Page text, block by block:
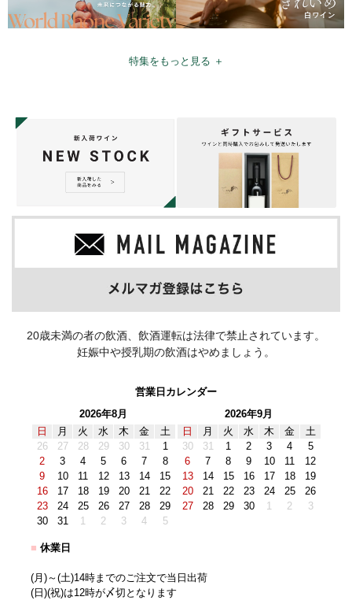
特集をもっと見る ＋
20歳未満の者の飲酒、飲酒運転は法律で禁止されています。
妊娠中や授乳期の飲酒はやめましょう。
営業日カレンダー
2026年8月
日
月 火 水 木 金
土
26
27 28 29 30 31
1
2
3 4 5 6 7
8
9
10 11 12 13 14
15
16
17 18 19 20 21
22
23
24 25 26 27 28
29
30
31 1 2 3 4 5
2026年9月
日
月 火 水 木 金
土
30
31 1 2 3 4
5
6
7 8 9 10 11
12
13
14 15 16 17 18
19
20
21 22 23 24 25
26
27
28 29 30 1 2 3
■ 休業日
(月)～(土)14時までのご注文で当日出荷
(日)(祝)は12時が〆切となります